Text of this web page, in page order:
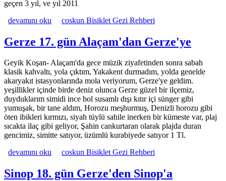
geçen 3 yıl, ve yıl 2011
Sarp Sınır Kapısı 1. gün Antalya'dan Sarp'a hakkında
devamını oku coskun Bisiklet Gezi Rehberi
Gerze 17. gün Alaçam'dan Gerze'ye
Geyik Koşan- Alaçam'da gece müzik ziyafetinden sonra sabah
klasik kahvaltı, yola çıktım, Yakakent durmadım, yolda genelde
akaryakıt istasyonlarında mola veriyorum, Gerze'ye geldim.
yeşillikler içinde birde deniz olunca Gerze güzel bir ilçemiz,
duyduklarım simidi ince bol susamlı dışı kıtır içi sünger gibi
yumuşak, bir tane aldım, Horozu meşhurmuş, Denizli horozu gibi
öten ibikleri kırmızı, siyah tüylü sahile inerken bir kümeste var, plaj
sıcakta ilaç gibi geliyor, Şahin cankurtaran olarak plajda duran
gencimiz, simitte satıyor, üzümlü kurabiyede satıyor 1 Tl.
Gerze 17. gün Alaçam'dan Gerze'ye hakkında
devamını oku coskun Bisiklet Gezi Rehberi
Sinop 18. gün Gerze'den Sinop'a